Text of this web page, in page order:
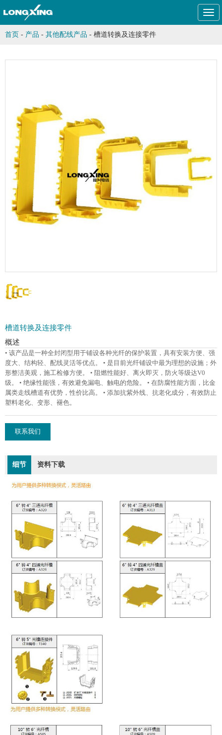
首页 - 产品 - 其他配线产品 - 槽道转换及连接零件
槽道转换及连接零件
概述
• 该产品是一种全封闭型用于铺设各种光纤的保护装置，具有安装方便、强
度大、结构轻、配线灵活等优点。 • 是目前光纤铺设中最为理想的设施；外
形整洁美观，施工检修方便。 • 阻燃性能好、离火即灭，防火等级达V0
级。 • 绝缘性能强，有效避免漏电、触电的危险。 • 在防腐性能方面，比金
属类走线槽道有优势，性价比高。 • 添加抗紫外线、抗老化成分，有效防止
塑料老化、变形、褪色。
联系我们
细节 资料下载